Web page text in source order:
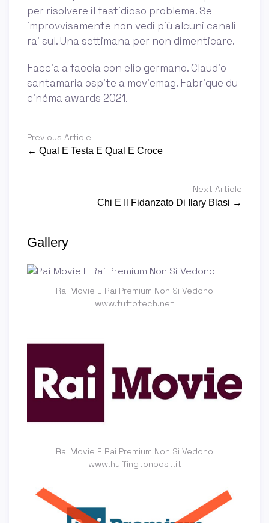
per risolvere il fastidioso problema. Se
improvvisamente non vedi più alcuni canali
rai sul. Una settimana per non dimenticare.
Faccia a faccia con elio germano. Claudio
santamaria ospite a moviemag. Fabrique du
cinéma awards 2021.
Previous Article
← Qual E Testa E Qual E Croce
Next Article
Chi E Il Fidanzato Di Ilary Blasi →
Gallery
Rai Movie E Rai Premium Non Si Vedono
www.tuttotech.net
Rai Movie E Rai Premium Non Si Vedono
www.huffingtonpost.it